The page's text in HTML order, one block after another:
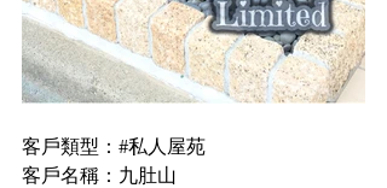
客戶類型：#私人屋苑
客戶名稱：九肚山